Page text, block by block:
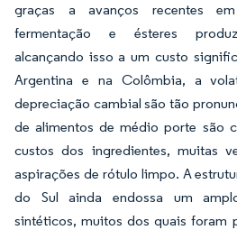
graças a avanços recentes
fermentação e ésteres
alcançando isso a um custo
Argentina e na Colômbia, a
depreciação cambial são tão
de alimentos de médio porte são
custos dos ingredientes, muitas
aspirações de rótulo limpo. A
do Sul ainda endossa um
sintéticos, muitos dos quais foram